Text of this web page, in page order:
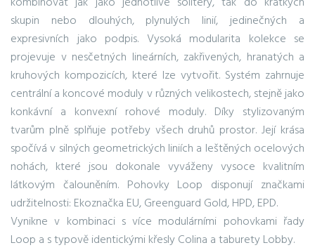
skupin nebo dlouhých, plynulých linií, jedinečných a
expresivních jako podpis. Vysoká modularita kolekce se
projevuje v nesčetných lineárních, zakřivených, hranatých a
kruhových kompozicích, které lze vytvořit. Systém zahrnuje
centrální a koncové moduly v různých velikostech, stejně jako
konkávní a konvexní rohové moduly. Díky stylizovaným
tvarům plně splňuje potřeby všech druhů prostor. Její krása
spočívá v silných geometrických liniích a leštěných ocelových
nohách, které jsou dokonale vyváženy vysoce kvalitním
látkovým čalouněním. Pohovky Loop disponují značkami
udržitelnosti: Ekoznačka EU, Greenguard Gold, HPD, EPD.
Vynikne v kombinaci s více modulárními pohovkami řady
Loop a s typově identickými křesly Colina a taburety Lobby.